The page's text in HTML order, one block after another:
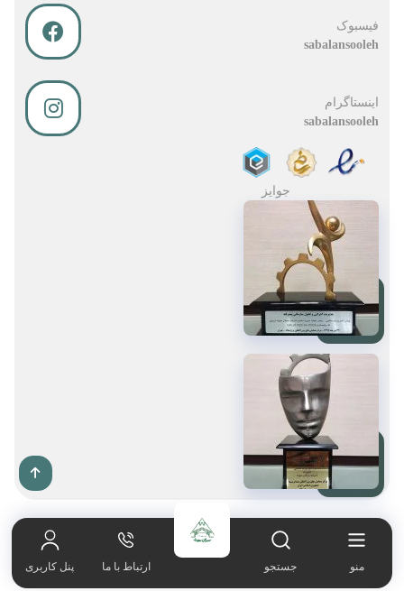
صفحه اصلی
دربــاره ما
021-65606180
کارخانه
منو جستجو ارتباط با ما پنل کاربری
فیسبوک
sabalansooleh
اینستاگرام
sabalansooleh
جوایز